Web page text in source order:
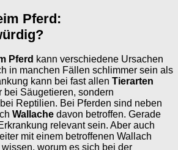
Pferd:
Pferd kann verschiedene Ursachen
in manchen Fällen schlimmer sein als
kann bei fast allen Tierarten
bei Säugetieren, sondern
Reptilien. Bei Pferden sind neben
Wallache davon betroffen. Gerade
relevant sein. Aber auch
mit einem betroffenen Wallach
worum es sich bei der